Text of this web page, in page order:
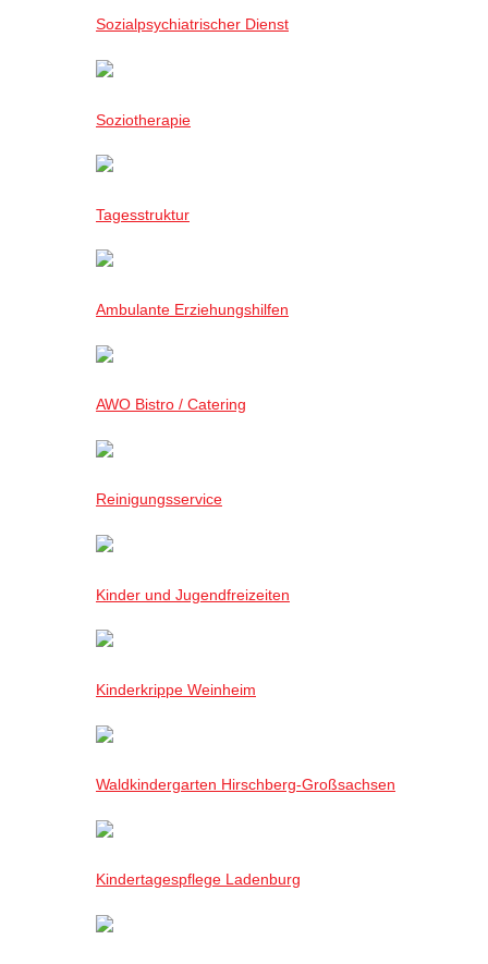
Sozialpsychiatrischer Dienst
Soziotherapie
Tagesstruktur
Ambulante Erziehungshilfen
AWO Bistro / Catering
Reinigungsservice
Kinder und Jugendfreizeiten
Kinderkrippe Weinheim
Waldkindergarten Hirschberg-Großsachsen
Kindertagespflege Ladenburg